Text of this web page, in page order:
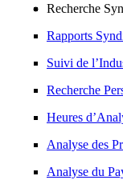
Recherche
Rapports
Suivi de
Recherche
Heures
Analyse des
Analyse du